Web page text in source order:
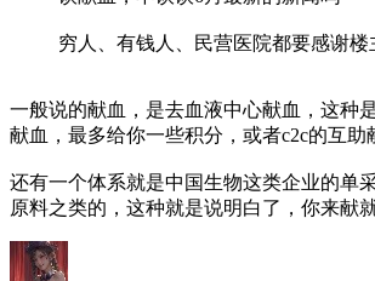
穷人、有钱人、民营医院都要感谢楼
一般说的献血，是去血液中心献血，这种
献血，最多给你一些积分，或者c2c的互助
还有一个体系就是中国生物这类企业的单
原料之类的，这种就是说明白了，你来献